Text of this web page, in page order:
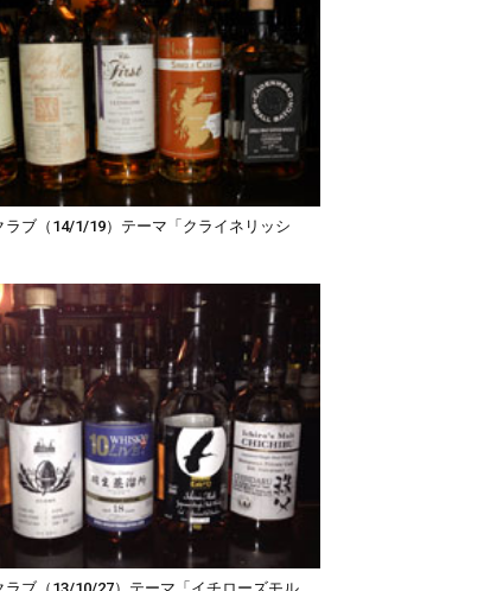
ラブ（14/1/19）テーマ「クライネリッシ